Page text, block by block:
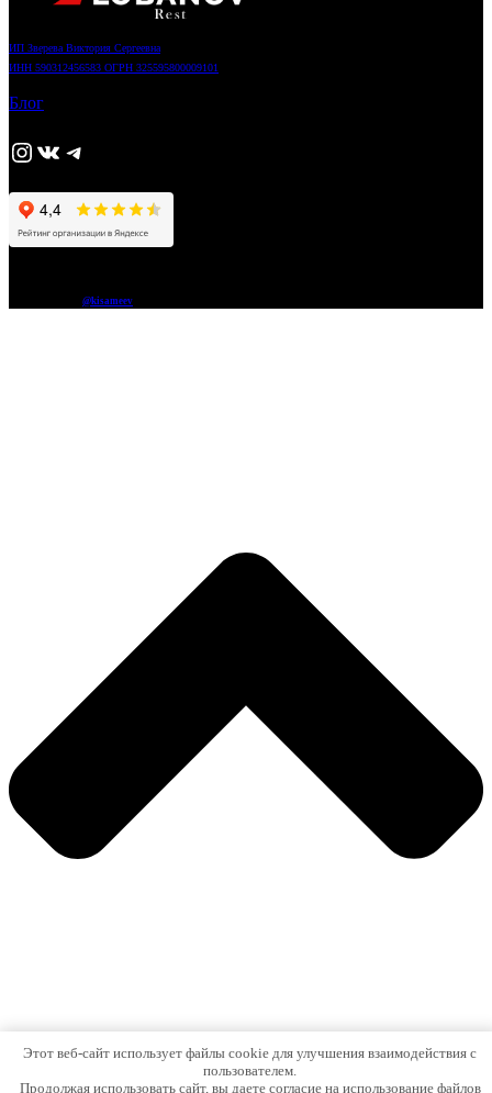
ИП Зверева Виктория Сергеевна
ИНН 590312456583 ОГРН 325595800009101
Блог
https://www.instagram.com/adjika_perm/
ВКонтакте
Telegram
@kisameev
Этот веб-сайт использует файлы cookie для улучшения взаимодействия с
пользователем.
Продолжая использовать сайт, вы даете согласие на использование файлов